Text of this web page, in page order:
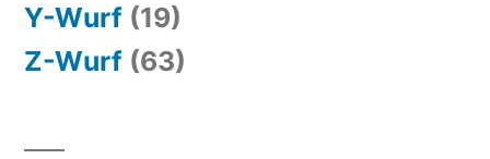
Y-Wurf (19)
Z-Wurf (63)